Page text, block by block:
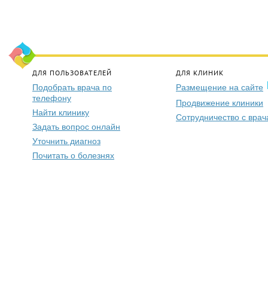
ДЛЯ ПОЛЬЗОВАТЕЛЕЙ
Подобрать врача по
телефону
Найти клинику
Задать вопрос онлайн
Уточнить диагноз
Почитать о болезнях
ДЛЯ КЛИНИК
Размещение на сайте
Продвижение клиники
Сотрудничество с